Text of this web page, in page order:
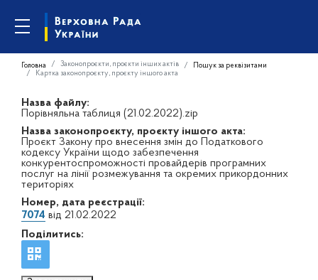
Головна Законопроєкти, проєкти інших актів
Пошук за реквізитами
Картка законопроєкту, проєкту іншого акта
Назва файлу:
Порівняльна таблиця (21.02.2022).zip
Назва законопроєкту, проєкту іншого акта:
Проєкт Закону про внесення змін до Податкового
кодексу України щодо забезпечення
конкурентоспроможності провайдерів програмних
послуг на лінії розмежування та окремих прикордонних
територіях
Номер, дата реєстрації:
7074 від 21.02.2022
Поділитись: